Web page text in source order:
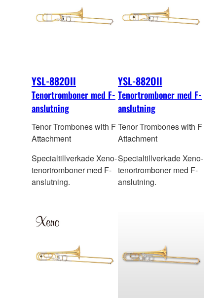
YSL-882OII
Tenortromboner med F-
anslutning
Tenor Trombones with F
Attachment
Specialtillverkade Xeno-
tenortromboner med F-
anslutning.
YSL-882OII
Tenortromboner med F-
anslutning
Tenor Trombones with F
Attachment
Specialtillverkade Xeno-
tenortromboner med F-
anslutning.